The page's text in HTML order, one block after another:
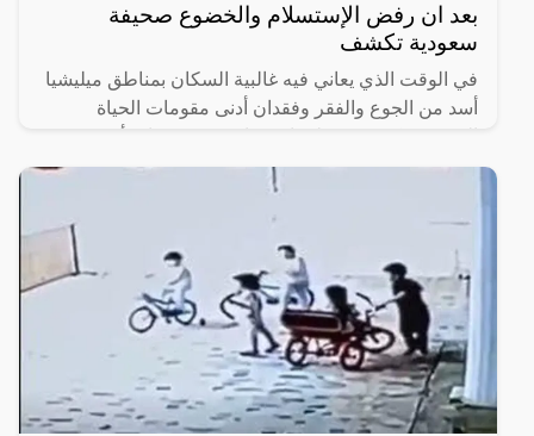
بعد ان رفض الإستسلام والخضوع صحيفة
سعودية تكشف
في الوقت الذي يعاني فيه غالبية السكان بمناطق ميليشيا
أسد من الجوع والفقر وفقدان أدنى مقومات الحياة
حجم الثروة